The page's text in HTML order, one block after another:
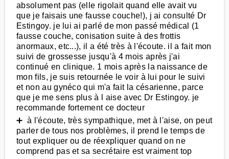
absolument pas (elle rigolait quand elle avait vu
que je faisais une fausse couche!), j ai consulté Dr
Estingoy. je lui ai parlé de mon passé médical (1
fausse couche, conisation suite à des frottis
anormaux, etc...), il a été très à l'écoute. il a fait mon
suivi de grossesse jusqu'à 4 mois après j'ai
continué en clinique. 1 mois après la naissance de
mon fils, je suis retournée le voir à lui pour le suivi
et non au gynéco qui m'a fait la césarienne, parce
que je me sens plus à l aise avec Dr Estingoy. je
recommande fortement ce docteur
➕ à l'écoute, très sympathique, met à l'aise, on peut
parler de tous nos problèmes, il prend le temps de
tout expliquer ou de réexpliquer quand on ne
comprend pas et sa secrétaire est vraiment top